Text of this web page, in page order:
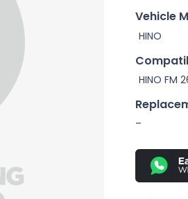
Vehicle
HINO
HINO FM
–